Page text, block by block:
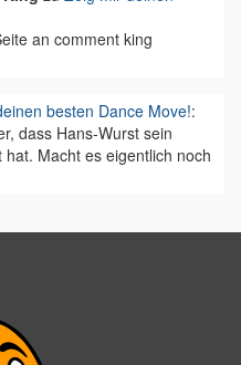
an comment king
besten Dance Move!:
dass Hans-Wurst sein
Macht es eigentlich noch